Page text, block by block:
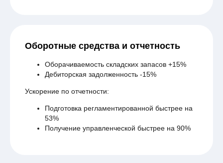
Оборотные средства и отчетность
Оборачиваемость складских запасов +15%
Дебиторская задолженность -15%
Ускорение по отчетности:
Подготовка регламентированной быстрее на
53%
Получение управленческой быстрее на 90%